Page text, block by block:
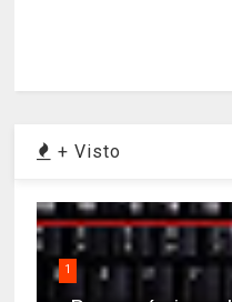
+ Visto
1